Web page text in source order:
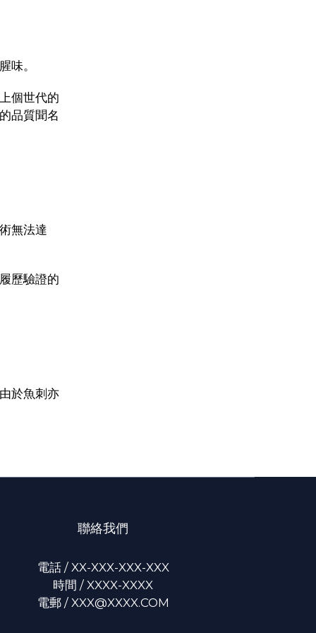
味。
個世代的
品質聞名
無法達
歷驗證的
於魚刺亦
聯絡我們
電話 / XX-XXX-XXX-XXX
時間 / XXXX-XXXX
電郵 / XXX@XXXX.COM